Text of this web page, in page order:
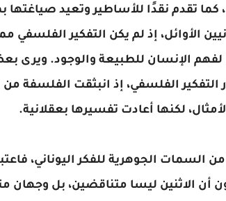
كما تقدم نقدًا للأساطير وتعيد صياغتها
الأوائل، إذ لم يكن التفكير الفلسفي
الإنسان للطبيعة والوجود. ويرى
الفلسفي، إذ انبثقت الفلسفة من
لكنها أعادت تفسيرها بعقلانية.
السمات الجوهرية للفكر اليوناني،
الاثنين ليسا متناقضين، بل وجهان